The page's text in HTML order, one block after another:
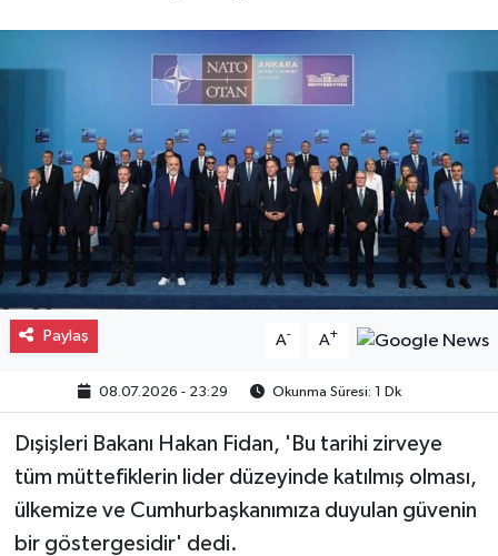
Paylaş A- A+
08.07.2026 - 23:29 Okunma Süresi: 1 Dk
Dışişleri Bakanı Hakan Fidan, 'Bu tarihi zirveye
tüm müttefiklerin lider düzeyinde katılmış olması,
ülkemize ve Cumhurbaşkanımıza duyulan güvenin
bir göstergesidir' dedi.